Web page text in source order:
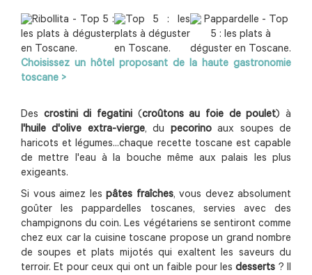
Choisissez un hôtel proposant de la haute gastronomie
toscane >
Des crostini di fegatini (croûtons au foie de poulet) à
l'huile d'olive extra-vierge, du pecorinoaux soupes de
haricots et légumes...chaque recette toscane est capable
de mettre l'eau à la bouche même aux palais les plus
exigeants.
Si vous aimez les pâtes fraîches, vous devez absolument
goûter les pappardelles toscanes, servies avec des
champignons du coin. Les végétariens se sentiront comme
chez eux car la cuisine toscane propose un grand nombre
de soupes et plats mijotés qui exaltent les saveurs du
terroir. Et pour ceux qui ont un faible pour lesdesserts ? Il